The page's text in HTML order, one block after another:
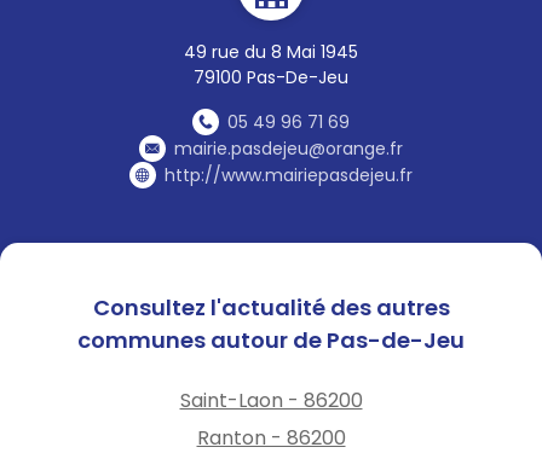
49 rue du 8 Mai 1945
79100 Pas-De-Jeu
05 49 96 71 69
mairie.pasdejeu@orange.fr
http://www.mairiepasdejeu.fr
Consultez l'actualité des autres
communes autour de Pas-de-Jeu
Saint-Laon - 86200
Ranton - 86200